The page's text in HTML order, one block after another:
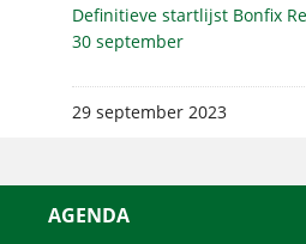
Definitieve startlijst Bonfix
30 september
29 september 2023
AGENDA